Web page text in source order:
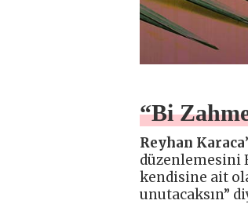
“Bi
Reyhan Karaca
düzenlemesini
kendisine ait
unutacaksın”